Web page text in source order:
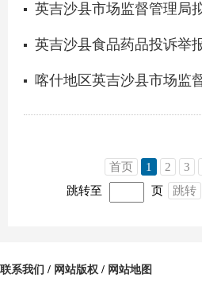
首页 1 2 3
跳转至
页 跳转
联系我们 / 网站版权 / 网站地图